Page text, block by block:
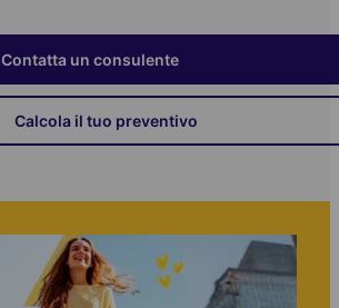
Contatta un consulente
Calcola il tuo preventivo